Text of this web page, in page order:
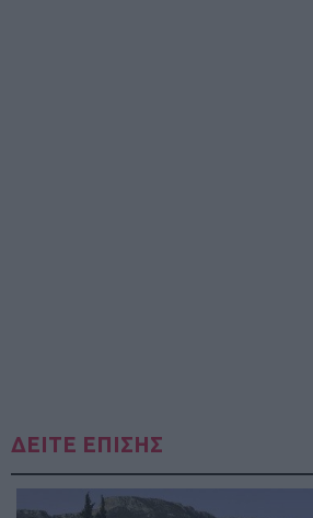
ΔΕΙΤΕ ΕΠΙΣΗΣ